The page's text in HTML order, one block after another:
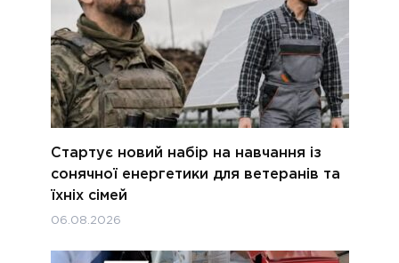
Стартує новий набір на навчання із
сонячної енергетики для ветеранів та
їхніх сімей
06.08.2026